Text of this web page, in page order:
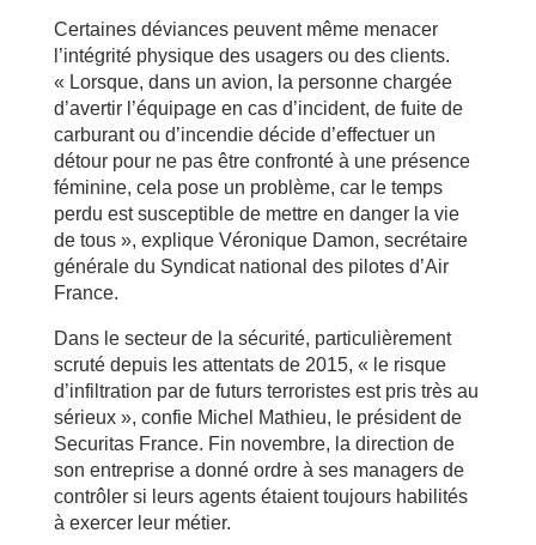
Certaines déviances peuvent même menacer
l’intégrité physique des usagers ou des clients.
« Lorsque, dans un avion, la personne chargée
d’avertir l’équipage en cas d’incident, de fuite de
carburant ou d’incendie décide d’effectuer un
détour pour ne pas être confronté à une présence
féminine, cela pose un problème, car le temps
perdu est susceptible de mettre en danger la vie
de tous », explique Véronique Damon, secrétaire
générale du Syndicat national des pilotes d’Air
France.
Dans le secteur de la sécurité, particulièrement
scruté depuis les attentats de 2015, « le risque
d’infiltration par de futurs terroristes est pris très au
sérieux », confie Michel Mathieu, le président de
Securitas France. Fin novembre, la direction de
son entreprise a donné ordre à ses managers de
contrôler si leurs agents étaient toujours habilités
à exercer leur métier.